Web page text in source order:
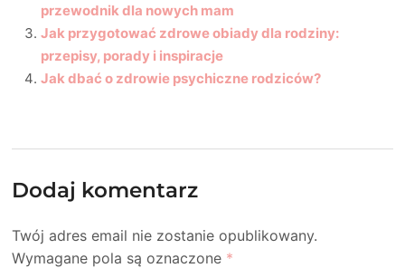
przewodnik dla nowych mam
Jak przygotować zdrowe obiady dla rodziny:
przepisy, porady i inspiracje
Jak dbać o zdrowie psychiczne rodziców?
Dodaj komentarz
Twój adres email nie zostanie opublikowany.
Wymagane pola są oznaczone *